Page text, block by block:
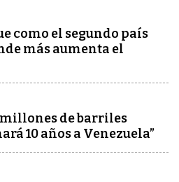
como el segundo país
más aumenta el
millones de barriles
10 años a Venezuela”